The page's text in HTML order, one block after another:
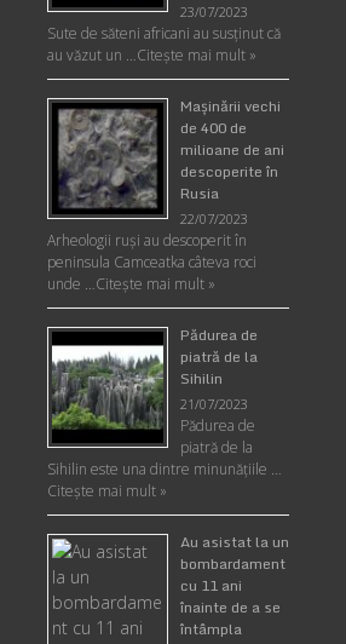
23/07/2023
Sute de săteni africani au susținut că
au văzut un …Citește mai mult »
Maşinării vechi
de 400 de
milioane de ani
descoperite în
Rusia
22/07/2023
Arheologii ruşi au descoperit în
peninsula Camceatka câteva roci
unde …Citește mai mult »
Pădurea de
piatră de la
Sihilin
21/07/2023
Pădurea de
piatră de la
Sihilin este una dintre minunăţiile …
Citește mai mult »
Au asistat la un
bombardament
cu 11 ani
înainte de a se
întâmpla